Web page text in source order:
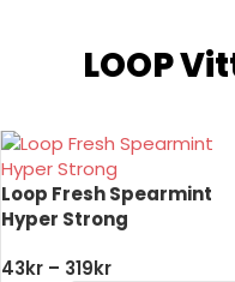
LOOP
Loop Fresh Spearmint
Hyper Strong
43kr – 319kr